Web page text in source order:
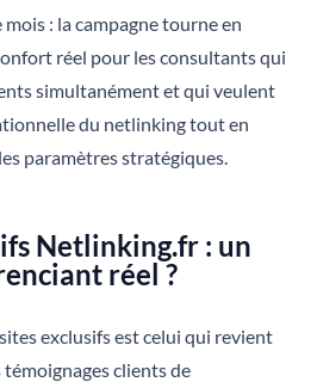
: la campagne tourne en
réel pour les consultants qui
simultanément et qui veulent
du netlinking tout en
paramètres stratégiques.
Netlinking.fr : un
réel ?
exclusifs est celui qui revient
clients de